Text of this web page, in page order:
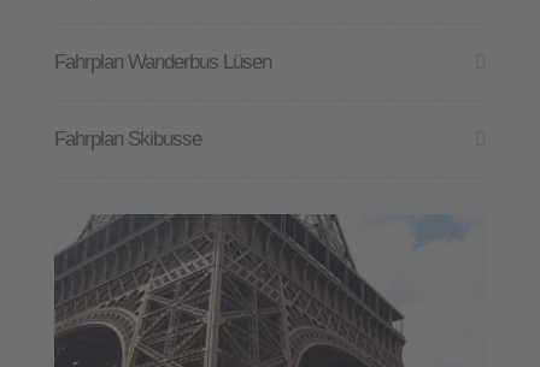
Fahrplan Wanderbus Lüsen
Fahrplan Skibusse